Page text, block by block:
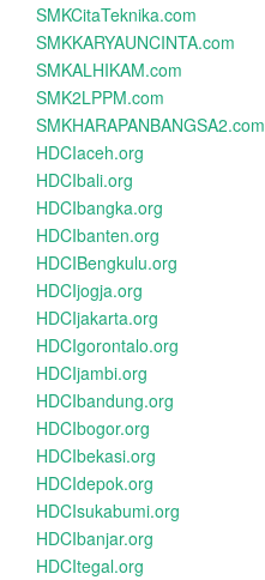
SMKCitaTeknika.com
SMKKARYAUNCINTA.com
SMKALHIKAM.com
SMK2LPPM.com
SMKHARAPANBANGSA2.com
HDCIaceh.org
HDCIbali.org
HDCIbangka.org
HDCIbanten.org
HDCIBengkulu.org
HDCIjogja.org
HDCIjakarta.org
HDCIgorontalo.org
HDCIjambi.org
HDCIbandung.org
HDCIbogor.org
HDCIbekasi.org
HDCIdepok.org
HDCIsukabumi.org
HDCIbanjar.org
HDCItegal.org